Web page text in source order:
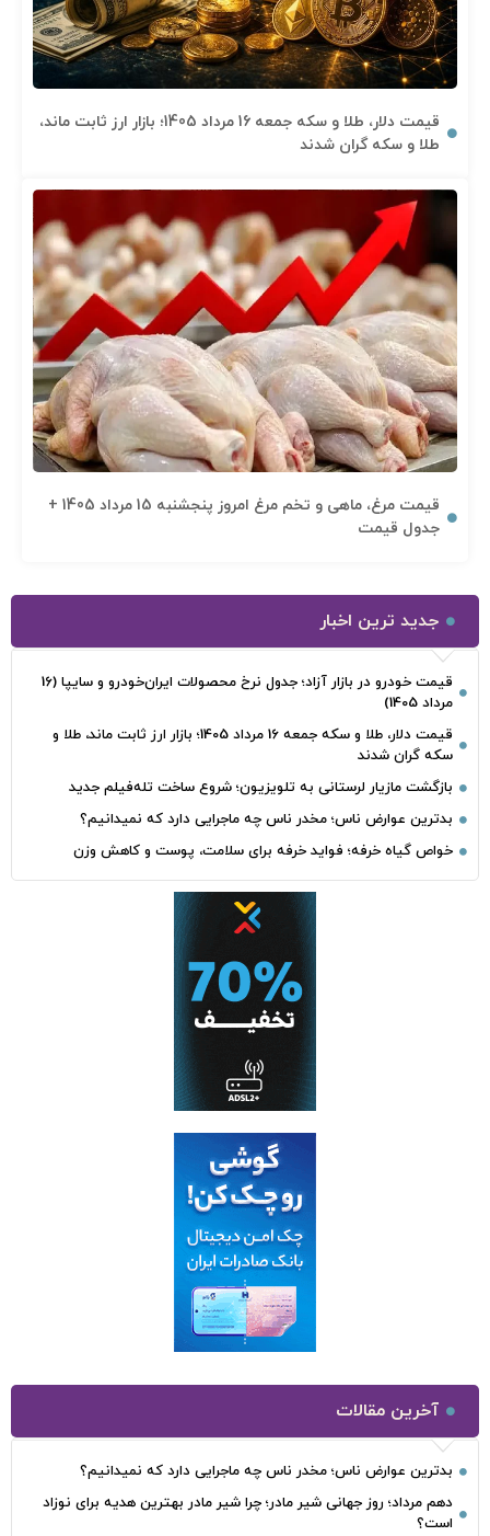
قیمت دلار، طلا و سکه جمعه 16 مرداد 1405؛ بازار ارز ثابت ماند،
طلا و سکه گران شدند
قیمت مرغ، ماهی و تخم مرغ امروز پنجشنبه 15 مرداد 1405 +
جدول قیمت
جدید ترین اخبار
قیمت خودرو در بازار آزاد؛ جدول نرخ محصولات ایران‌خودرو و سایپا (16
مرداد 1405)
قیمت دلار، طلا و سکه جمعه 16 مرداد 1405؛ بازار ارز ثابت ماند، طلا و
سکه گران شدند
بازگشت مازیار لرستانی به تلویزیون؛ شروع ساخت تله‌فیلم جدید
بدترین عوارض ناس؛ مخدر ناس چه ماجرایی دارد که نمیدانیم؟
خواص گیاه خرفه؛ فواید خرفه برای سلامت، پوست و کاهش وزن
آخرین مقالات
بدترین عوارض ناس؛ مخدر ناس چه ماجرایی دارد که نمیدانیم؟
دهم مرداد؛ روز جهانی شیر مادر؛ چرا شیر مادر بهترین هدیه برای نوزاد
است؟